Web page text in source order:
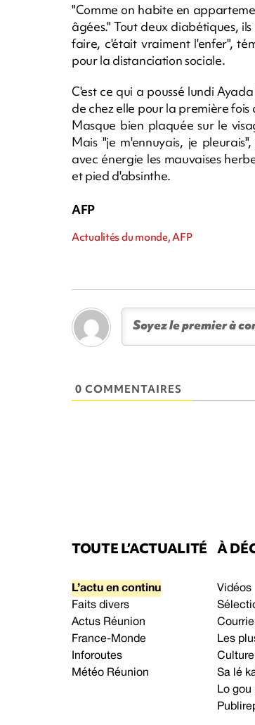
"Comme on habite en
âgées." Tout deux diabétiques,
faire, c'était vraiment l'enfer",
pour la distanciation sociale.
C'est ce qui a poussé lundi
de chez elle pour la première fois
Masque bien plaquée sur le
Mais "je m'ennuyais, je
avec énergie les mauvaises
et pied d'absinthe.
AFP
Actualités du monde, AFP
0 COMMENTAIRES
TOUTE L’ACTUALITÉ
L’actu en continu
Faits divers
Actus Réunion
France-Monde
Inforoutes
Météo Réunion
À
Vidéos
Les
Culture
Sa lé
Lo gou